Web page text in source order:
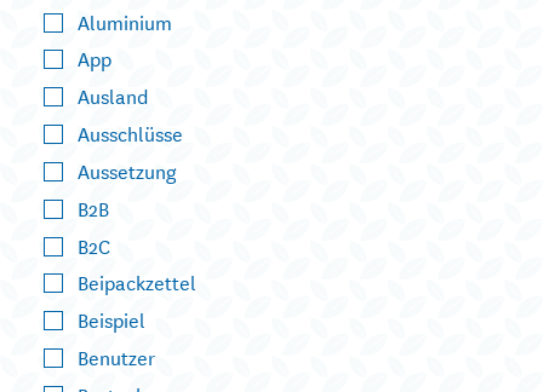
Aluminium
App
Ausland
Ausschlüsse
Aussetzung
B2B
B2C
Beipackzettel
Beispiel
Benutzer